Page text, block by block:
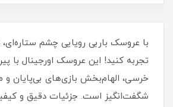
با عروسک باربی رویایی چشم ستاره‌ای،
خرسی، الهام‌بخش بازی‌های بی‌پایان و
شگفت‌انگیز است. جزئیات دقیق و